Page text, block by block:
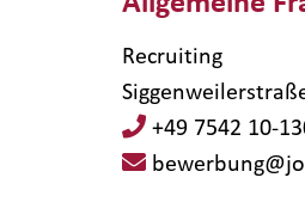
Recruiting
+49 7542 10-